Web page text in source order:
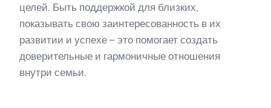
целей. Быть поддержкой для близких,
показывать свою заинтересованность в их
развитии и успехе – это помогает создать
доверительные и гармоничные отношения
внутри семьи.